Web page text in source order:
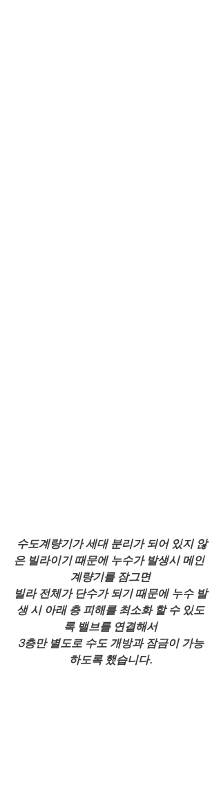
은 빌라이기 때문에 누수가 발생시 메인
계량기를 잠그면
빌라 전체가 단수가 되기 때문에 누수 발
생 시 아래 층 피해를 최소화 할 수 있도
록 밸브를 연결해서
3층만 별도로 수도 개방과 잠금이 가능
하도록 했습니다.